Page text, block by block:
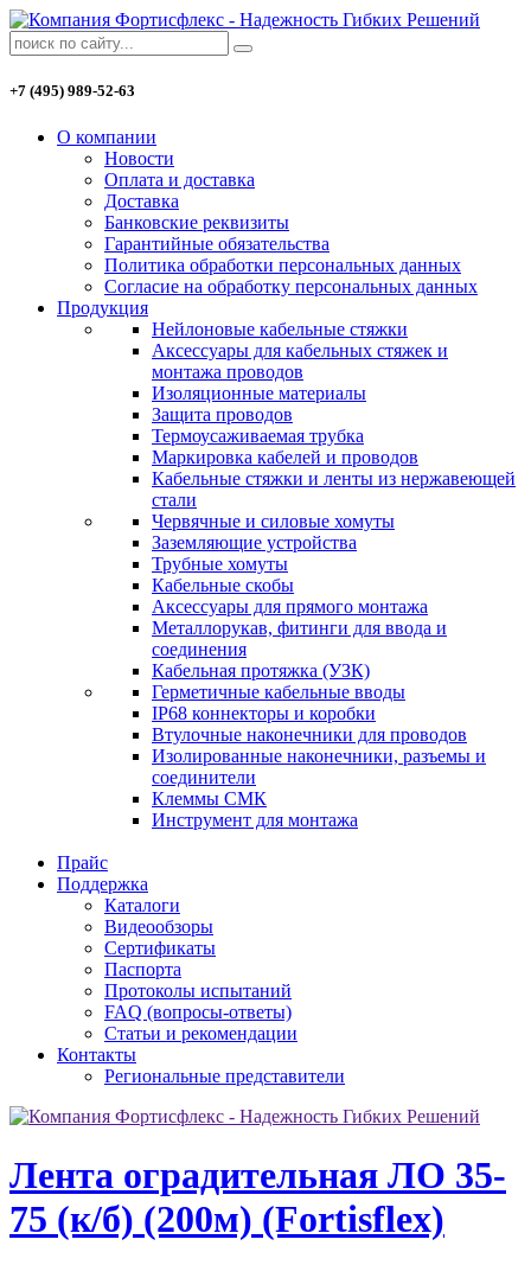
+7 (495) 989-52-63
О компании
Новости
Оплата и доставка
Доставка
Банковские реквизиты
Гарантийные обязательства
Политика обработки персональных данных
Согласие на обработку персональных данных
Продукция
Нейлоновые кабельные стяжки
Аксессуары для кабельных стяжек и
монтажа проводов
Изоляционные материалы
Защита проводов
Термоусаживаемая трубка
Маркировка кабелей и проводов
Кабельные стяжки и ленты из нержавеющей
стали
Червячные и силовые хомуты
Заземляющие устройства
Трубные хомуты
Кабельные скобы
Аксессуары для прямого монтажа
Металлорукав, фитинги для ввода и
соединения
Кабельная протяжка (УЗК)
Герметичные кабельные вводы
IP68 коннекторы и коробки
Втулочные наконечники для проводов
Изолированные наконечники, разъемы и
соединители
Клеммы СМК
Инструмент для монтажа
Прайс
Поддержка
Каталоги
Видеообзоры
Сертификаты
Паспорта
Протоколы испытаний
FAQ (вопросы-ответы)
Статьи и рекомендации
Контакты
Региональные представители
Лента оградительная ЛО 35-
75 (к/б) (200м) (Fortisflex)